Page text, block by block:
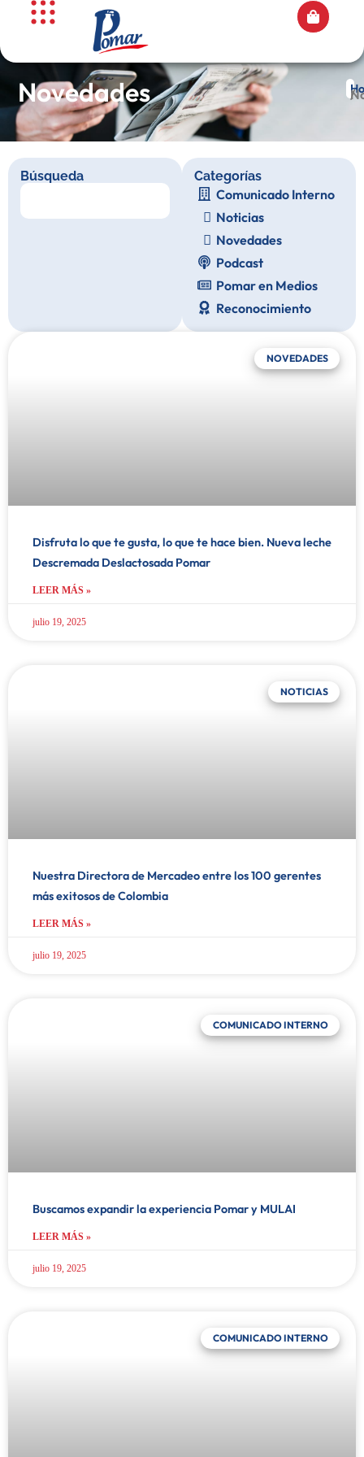
Novedades /
Búsqueda Categorías
Comunicado Interno
Noticias
Novedades
Podcast
Pomar en Medios
Reconocimiento
NOVEDADES
Disfruta lo que te gusta, lo que te hace bien. Nueva leche
Descremada Deslactosada Pomar
LEER MÁS »
julio 19, 2025
NOTICIAS
Nuestra Directora de Mercadeo entre los 100 gerentes
más exitosos de Colombia
LEER MÁS »
julio 19, 2025
COMUNICADO INTERNO
Buscamos expandir la experiencia Pomar y MULAI
LEER MÁS »
julio 19, 2025
COMUNICADO INTERNO